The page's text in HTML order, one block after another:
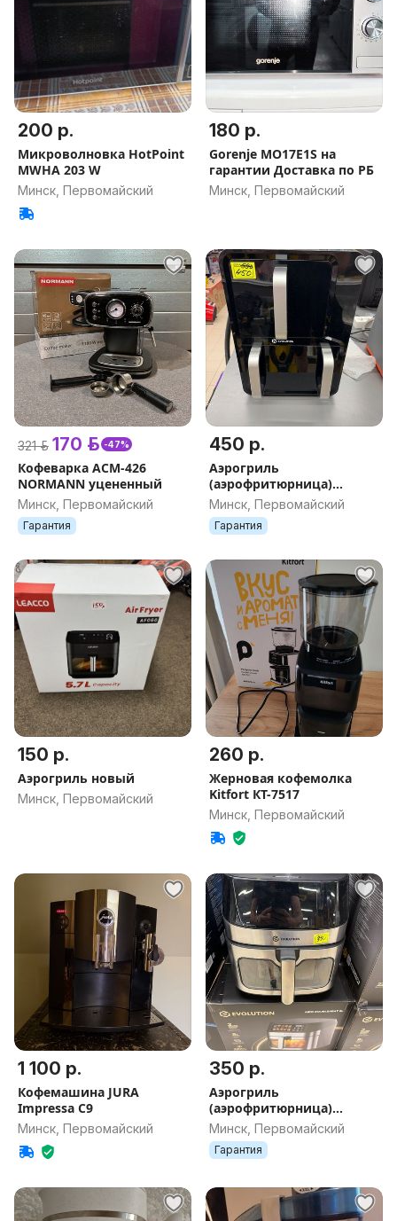
200 р.
Микроволновка HotPoint
MWHA 203 W
Минск, Первомайский
180 р.
Gorenje MO17E1S на
гарантии Доставка по РБ
Минск, Первомайский
321 р. 170 р. -47%
Кофеварка ACM-426
NORMANN уцененный
Минск, Первомайский
Гарантия
450 р.
Аэрогриль
(аэрофритюрница)
Evolution AIRO 12100W
Dual
Минск, Первомайский
Гарантия
150 р.
Аэрогриль новый
Минск, Первомайский
260 р.
Жерновая кофемолка
Kitfort КТ-7517
Минск, Первомайский
1 100 р.
Кофемашина JURA
Impressa C9
Минск, Первомайский
350 р.
Аэрогриль
(аэрофритюрница)
Evolution AIRO 8900W
Минск, Первомайский
Гарантия